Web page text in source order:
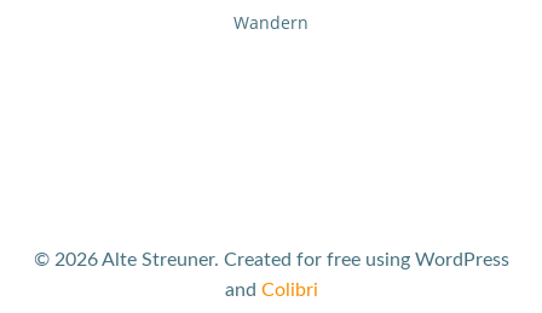
Wandern
© 2026 Alte Streuner. Created for free using WordPress
and Colibri